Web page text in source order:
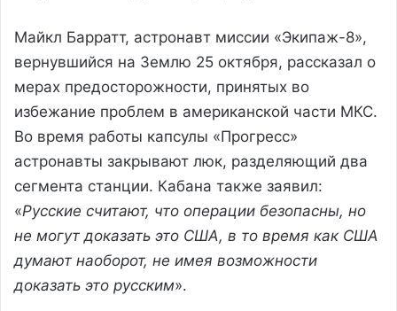
Майкл Барратт, астронавт миссии «Экипаж-8»,
вернувшийся на Землю 25 октября, рассказал о
мерах предосторожности, принятых во
избежание проблем в американской части МКС.
Во время работы капсулы «Прогресс»
астронавты закрывают люк, разделяющий два
сегмента станции. Кабана также заявил:
«Русские считают, что операции безопасны, но
не могут доказать это США, в то время как США
думают наоборот, не имея возможности
доказать это русским».